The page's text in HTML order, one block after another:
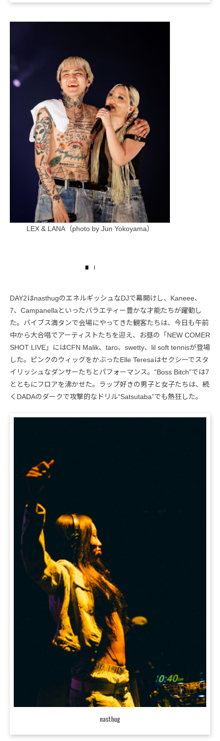
LEX & LANA（photo by Jun Yokoyama）
DAY2はnasthugのエネルギッシュなDJで幕開けし、Kaneee、
7、Campanellaといったバラエティー豊かな才能たちが躍動し
た。バイブス満タンで会場にやってきた観客たちは、今日も午前
中から大合唱でアーティストたちを迎え、お昼の「NEW COMER
SHOT LIVE」にはCFN Malik、taro、swetty、lil soft tennisが登場
した。ピンクのウィッグをかぶったElle Teresaはセクシーでスタ
イリッシュなダンサーたちとパフォーマンス。“Boss Bitch”では7
とともにフロアを沸かせた。ラップ好きの男子と女子たちは、続
くDADAのダークで攻撃的なドリル“Satsutaba”でも熱狂した。
nasthug